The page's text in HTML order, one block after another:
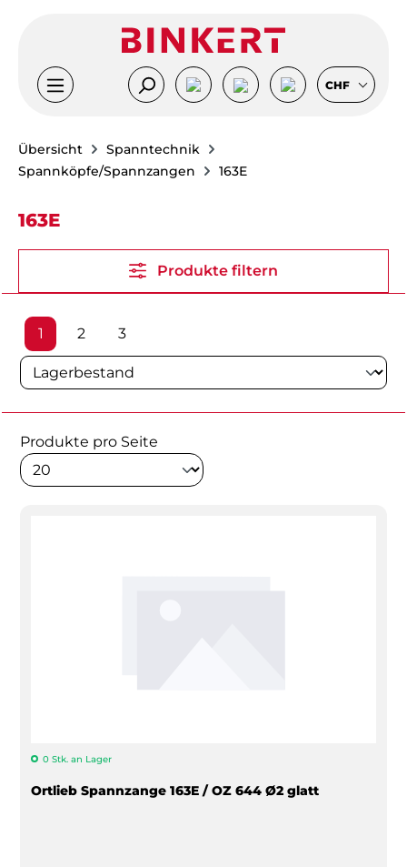
CHF
Übersicht
Spanntechnik
Spannköpfe/Spannzangen
163E
163E
Produkte filtern
Seite
1 Seite
2 Seite
3
Produkte pro Seite
0 Stk. an Lager
Ortlieb Spannzange 163E / OZ 644 Ø2 glatt